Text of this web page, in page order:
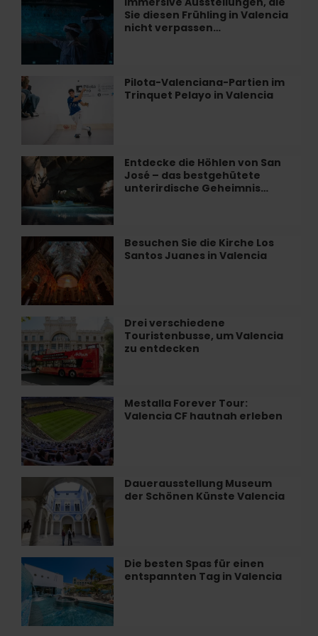
València
zubereitet
Sie diesen Frühling in Valencia
nicht verpassen…
Immersive
Ausstellungen,
die
diesen
Frühling
in
Valencia
nicht
verpassen…
Pilota-Valenciana-Partien im
Trinquet Pelayo in Valencia
Pilota-
Valenciana-
Partien
Trinquet
Pelayo
Valencia
Entdecke die Höhlen von San
José – das bestgehütete
unterirdische Geheimnis…
Entdecke
die
Höhlen
von
San
José
das
bestgehütete
unterirdische
Besuchen Sie die Kirche Los
Santos Juanes in Valencia
Besuchen
Sie
die
Kirche
Los
Santos
Juanes
in
Valencia
Drei verschiedene
Touristenbusse, um Valencia
zu entdecken
Drei
verschiedene
Touristenbusse,
um
Valencia
zu
entdecken
Mestalla Forever Tour:
Valencia CF hautnah erleben
Mestalla
Forever
Tour:
Valencia
CF
hautnah
erleben
Dauerausstellung Museum
der Schönen Künste Valencia
Dauerausstellung
Museum
Schönen
Künste
Valencia
Die besten Spas für einen
entspannten Tag in Valencia
Die
besten
Spas
für
einen